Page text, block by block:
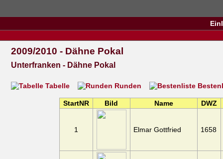
2009/2010 - Dähne Pokal
Unterfranken - Dähne Pokal
Tabelle Runden
StartNR Bild Name DWZ
1 Elmar Gottfried 1658